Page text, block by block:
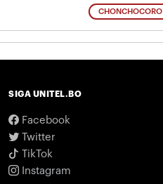
CHONCHOCORO
SIGA UNITEL.BO
Facebook
Twitter
TikTok
Instagram